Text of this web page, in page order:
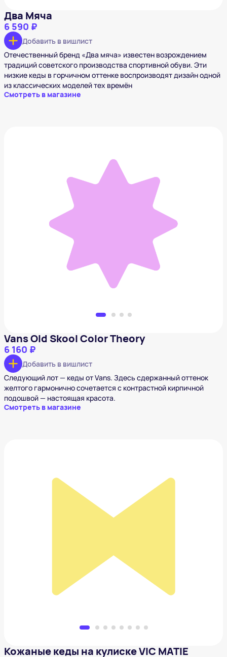
Два Мяча
6 590 ₽
Добавить в вишлист
Отечественный бренд «Два мяча» известен возрождением
традиций советского производства спортивной обуви. Эти
низкие кеды в горчичном оттенке воспроизводят дизайн одной
из классических моделей тех времён
Смотреть в магазине
Vans Old Skool Color Theory
6 160 ₽
Добавить в вишлист
Следующий лот — кеды от Vans. Здесь сдержанный оттенок
желтого гармонично сочетается с контрастной кирпичной
подошвой — настоящая красота.
Смотреть в магазине
Добавить в вишлист
Кожаные кеды на кулиске VIC MATIE